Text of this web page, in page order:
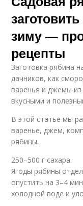
зиму —
рецепты
Заготовка рябина
дачников, как
варенья и джемы
вкусными и
В этой статье мы
варенье, джем,
рябины.
250–500 г сахара.
Ягоды рябины
опустить на 3–4
холодной воде и